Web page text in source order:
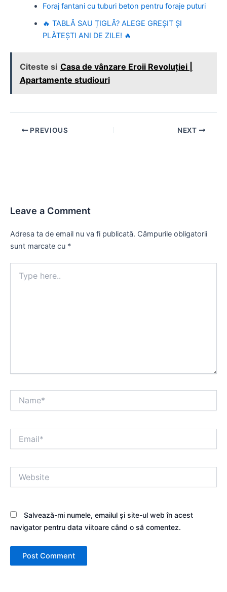
Foraj fantani cu tuburi beton pentru foraje puturi
🔥 TABLĂ SAU ȚIGLĂ? ALEGE GREȘIT ȘI
PLĂTEȘTI ANI DE ZILE! 🔥
Citeste si Casa de vânzare Eroii Revoluției |
Apartamente studiouri
Post PREVIOUS NEXT
Leave a Comment
Adresa ta de email nu va fi publicată. Câmpurile obligatorii
sunt marcate cu *
here..
Salvează-mi numele, emailul și site-ul web în acest
navigator pentru data viitoare când o să comentez.